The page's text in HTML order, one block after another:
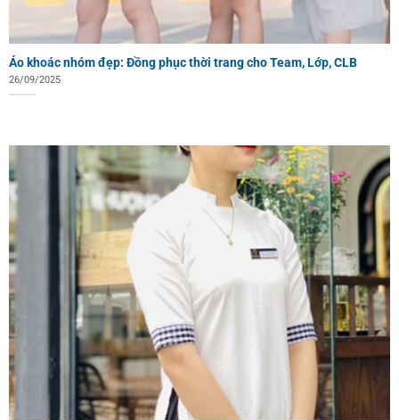
Áo khoác nhóm đẹp: Đồng phục thời trang cho Team, Lớp, CLB
26/09/2025